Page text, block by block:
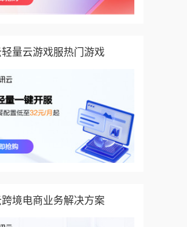
量云游戏服热门游戏
境电商业务解决方案